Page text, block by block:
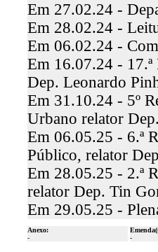
Em 27.02.24 -
Em 28.02.24 -
Em 06.02.24 -
Em 16.07.24 - 17.ª
Dep. Leonardo
Em 31.10.24 - 5º
Urbano relator
Em 06.05.25 - 6.ª
Público, relator
Em 28.05.25 - 2.ª
relator Dep. Tin
Em 29.05.25 -
Anexo:
-
-